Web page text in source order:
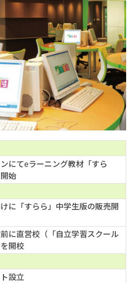
にてeラーニング教材「すら
始
に「すらら」中学生版の販売開
に直営校（「自立学習スクール
開校
設立